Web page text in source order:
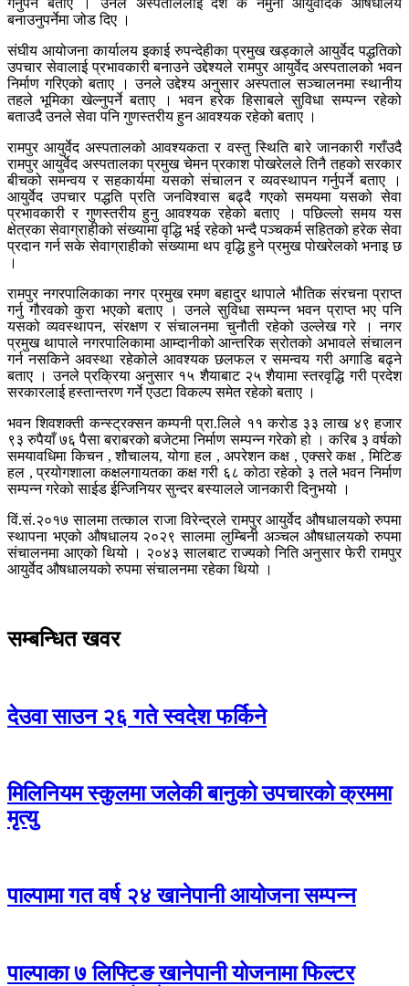
बनाउनुपर्नेमा जोड दिए ।
संघीय आयोजना कार्यालय इकाई रुपन्देहीका प्रमुख खड्काले आयुर्वेद पद्धतिको
उपचार सेवालाई प्रभावकारी बनाउने उद्देश्यले रामपुर आयुर्वेद अस्पतालको भवन
निर्माण गरिएको बताए । उनले उद्देश्य अनुसार अस्पताल सञ्चालनमा स्थानीय
तहले भूमिका खेल्नुपर्ने बताए । भवन हरेक हिसाबले सुविधा सम्पन्न रहेको
बताउदै उनले सेवा पनि गुणस्तरीय हुन आवश्यक रहेको बताए ।
रामपुर आयुर्वेद अस्पतालको आवश्यकता र वस्तु स्थिति बारे जानकारी गराँउदै
रामपुर आयुर्वेद अस्पतालका प्रमुख चेमन प्रकाश पोखरेलले तिनै तहको सरकार
बीचको समन्वय र सहकार्यमा यसको संचालन र व्यवस्थापन गर्नुपर्ने बताए ।
आयुर्वेद उपचार पद्धति प्रति जनविश्वास बढ्दै गएको समयमा यसको सेवा
प्रभावकारी र गुणस्तरीय हुनु आवश्यक रहेको बताए । पछिल्लो समय यस
क्षेत्रका सेवाग्राहीको संख्यामा वृद्धि भई रहेको भन्दै पञ्चकर्म सहितको हरेक सेवा
प्रदान गर्न सके सेवाग्राहीको संख्यामा थप वृद्धि हुने प्रमुख पोखरेलको भनाइ छ
।
रामपुर नगरपालिकाका नगर प्रमुख रमण बहादुर थापाले भौतिक संरचना प्राप्त
गर्नु गौरवको कुरा भएको बताए । उनले सुविधा सम्पन्न भवन प्राप्त भए पनि
यसको व्यवस्थापन, संरक्षण र संचालनमा चुनौती रहेको उल्लेख गरे । नगर
प्रमुख थापाले नगरपालिकामा आम्दानीको आन्तरिक स्रोतको अभावले संचालन
गर्न नसकिने अवस्था रहेकोले आवश्यक छलफल र समन्वय गरी अगाडि बढ्ने
बताए । उनले प्रक्रिया अनुसार १५ शैयाबाट २५ शैयामा स्तरवृद्धि गरी प्रदेश
सरकारलाई हस्तान्तरण गर्ने एउटा विकल्प समेत रहेको बताए ।
भवन शिवशक्ती कन्स्ट्रक्सन कम्पनी प्रा.लिले ११ करोड ३३ लाख ४९ हजार
९३ रुपैयाँ ७६ पैसा बराबरको बजेटमा निर्माण सम्पन्न गरेको हो । करिब ३ वर्षको
समयावधिमा किचन , शौचालय, योगा हल , अपरेशन कक्ष , एक्सरे कक्ष , मिटिङ
हल , प्रयोगशाला कक्षलगायतका कक्ष गरी ६८ कोठा रहेको ३ तले भवन निर्माण
सम्पन्न गरेको साईड ईन्जिनियर सुन्दर बस्यालले जानकारी दिनुभयो ।
विं.सं.२०१७ सालमा तत्काल राजा विरेन्द्रले रामपुर आयुर्वेद औषधालयको रुपमा
स्थापना भएको औषधालय २०२९ सालमा लुम्बिनी अञ्चल औषधालयको रुपमा
संचालनमा आएको थियो । २०४३ सालबाट राज्यको निति अनुसार फेरी रामपुर
आयुर्वेद औषधालयको रुपमा संचालनमा रहेका थियो ।
सम्बन्धित खवर
देउवा साउन २६ गते स्वदेश फर्किने
मिलिनियम स्कुलमा जलेकी बानुको उपचारको क्रममा
मृत्यु
पाल्पामा गत वर्ष २४ खानेपानी आयोजना सम्पन्न
पाल्पाका ७ लिफ्टिङ खानेपानी योजनामा फिल्टर